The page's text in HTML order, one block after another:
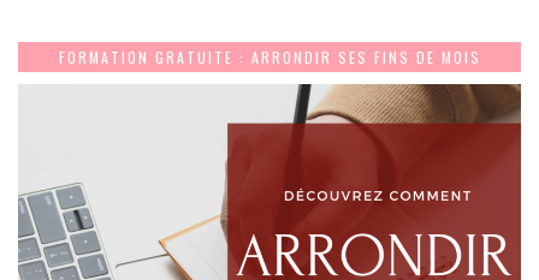
FORMATION GRATUITE : ARRONDIR SES FINS DE MOIS